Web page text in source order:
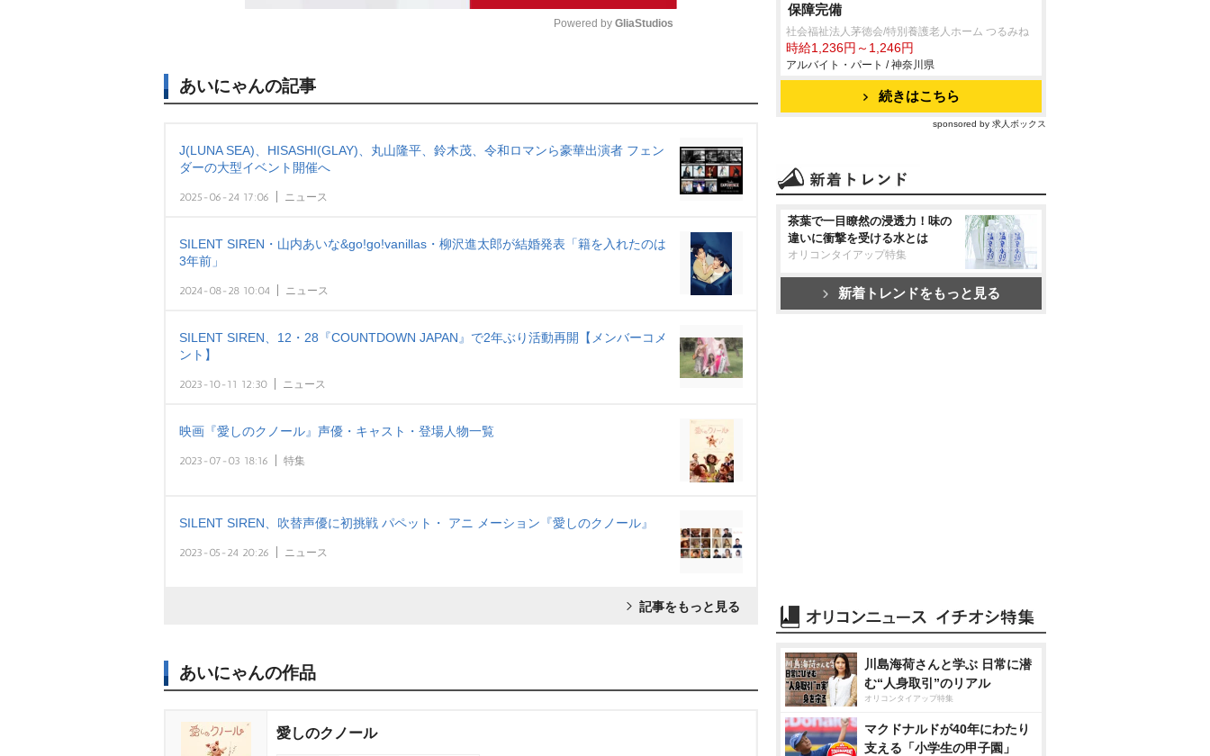
u
e
Powered by GliaStudios
あいにゃんの記事
J(LUNA SEA)、HISASHI(GLAY)、丸山隆平、鈴木茂、令和ロマンら豪華出演者 フェン
ダーの大型イベント開催へ
2025-06-24 17:06 ニュース
SILENT SIREN・山内あいな&go!go!vanillas・柳沢進太郎が結婚発表「籍を入れたのは
3年前」
2024-08-28 10:04 ニュース
SILENT SIREN、12・28『COUNTDOWN JAPAN』で2年ぶり活動再開【メンバーコメ
ント】
2023-10-11 12:30 ニュース
映画『愛しのクノール』声優・キャスト・登場人物一覧
2023-07-03 18:16 特集
SILENT SIREN、吹替声優に初挑戦 パペット・ アニ メーション『愛しのクノール』
2023-05-24 20:26 ニュース
記事をもっと見る
あいにゃんの作品
愛しのクノール
保障完備
社会福祉法人茅徳会/特別養護老人ホーム つるみね
時給1,236円～1,246円
アルバイト・パート / 神奈川県
続きはこちら
sponsored by 求人ボックス
茶葉で一目瞭然の浸透力！味の
違いに衝撃を受ける水とは
オリコンタイアップ特集
新着トレンドをもっと見る
川島海荷さんと学ぶ 日常に潜
む“人身取引”のリアル
オリコンタイアップ特集
マクドナルドが40年にわたり
支える「小学生の甲子園」